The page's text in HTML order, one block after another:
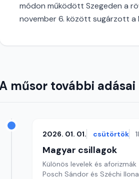
módon működött Szegeden a
november 6. között sugárzott a
műsor további adásai
2026. 01. 01. csütörtök
Magyar csillagok
Különös levelek és aforizmák
Posch Sándor és Széchi